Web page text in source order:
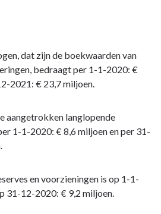
dat zijn de boekwaarden van
bedraagt per 1-1-2020: €
2021: € 23,7 miljoen.
aangetrokken langlopende
1-1-2020: € 8,6 miljoen en per 31-
en voorzieningen is op 1-1-
31-12-2020: € 9,2 miljoen.